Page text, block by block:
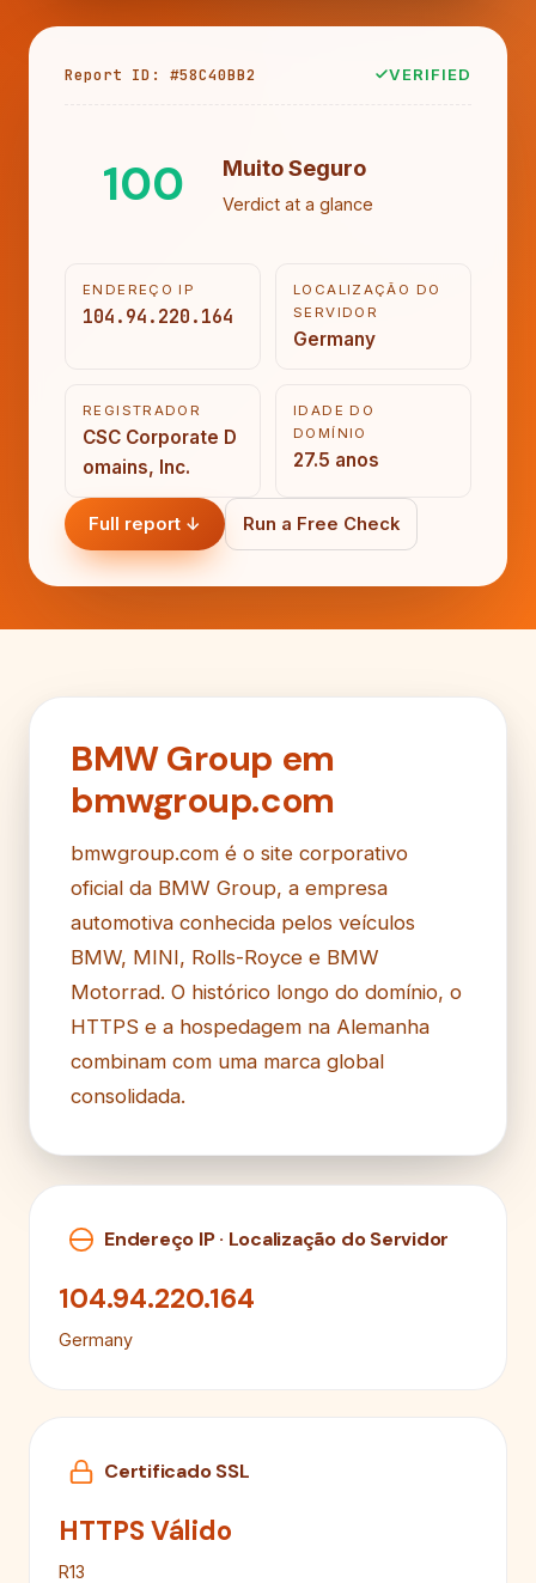
Report ID: #58C40BB2 VERIFIED
100 Muito Seguro
Verdict at a glance
ENDEREÇO IP
104.94.220.164
LOCALIZAÇÃO DO
SERVIDOR
Germany
REGISTRADOR
CSC Corporate D
omains, Inc.
IDADE DO
DOMÍNIO
27.5 anos
Full report ↓ Run a Free Check
BMW Group em
bmwgroup.com
bmwgroup.com é o site corporativo
oficial da BMW Group, a empresa
automotiva conhecida pelos veículos
BMW, MINI, Rolls-Royce e BMW
Motorrad. O histórico longo do domínio, o
HTTPS e a hospedagem na Alemanha
combinam com uma marca global
consolidada.
Endereço IP · Localização do Servidor
104.94.220.164
Germany
Certificado SSL
HTTPS Válido
R13